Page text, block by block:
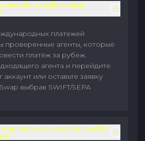
инвойс зарубежному
платежей
проверенные агенты, которые
платёж за рубеж.
агента и перейдите
аккаунт или оставьте заявку
выбрав SWIFT/SEPA
карту или eSIM